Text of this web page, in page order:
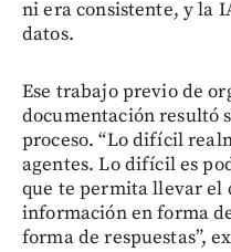
ni era consistente, y la
datos.
Ese trabajo previo de
documentación resultó
proceso. “Lo difícil
agentes. Lo difícil es
que te permita llevar el
información en forma
forma de respuestas”,